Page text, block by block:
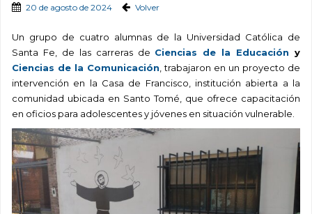
20 de agosto de 2024 Volver
Un grupo de cuatro alumnas de la Universidad Católica de
Santa Fe, de las carreras de Ciencias de la Educación y
Ciencias de la Comunicación , trabajaron en un proyecto de
intervención en la Casa de Francisco, institución abierta a la
comunidad ubicada en Santo Tomé, que ofrece capacitación
en oficios para adolescentes y jóvenes en situación vulnerable.